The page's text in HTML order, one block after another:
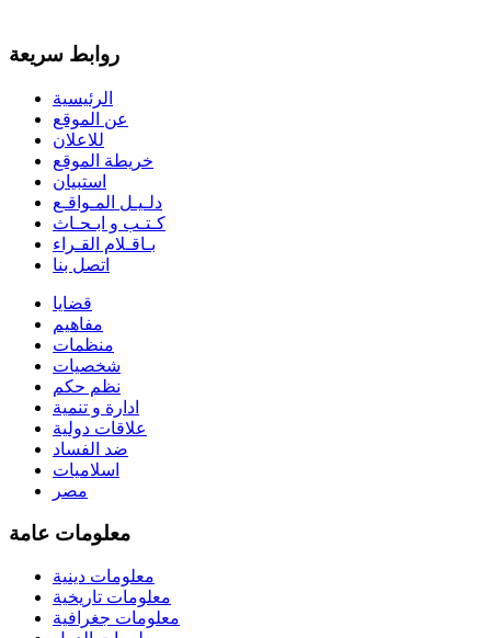
روابط سريعة
الرئيسية
عن الموقع
للاعلان
خريطة الموقع
استبيان
دلـيـل المـواقـع
كـتـب و ابـحـاث
بـاقـلام القـراء
اتصل بنا
قضايا
مفاهيم
منظمات
شخصيات
نظم حكم
ادارة و تنمية
علاقات دولية
ضد الفساد
اسلاميات
مصر
معلومات عامة
معلومات دينية
معلومات تاريخية
معلومات جغرافية